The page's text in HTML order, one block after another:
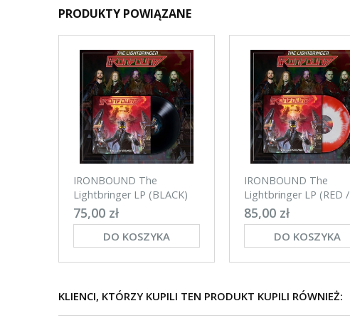
PRODUKTY POWIĄZANE
IRONBOUND The
Lightbringer LP (BLACK)
75,00 zł
DO KOSZYKA
IRONBOUND The
Lightbringer LP (RED /
WHITE)
85,00 zł
DO KOSZYKA
KLIENCI, KTÓRZY KUPILI TEN PRODUKT KUPILI RÓWNIEŻ: